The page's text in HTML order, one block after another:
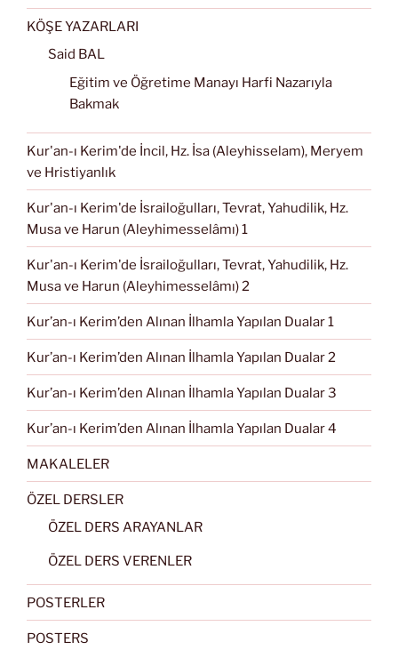
KÖŞE YAZARLARI
Said BAL
Eğitim ve Öğretime Manayı Harfi Nazarıyla
Bakmak
Kur'an-ı Kerim'de İncil, Hz. İsa (Aleyhisselam), Meryem
ve Hristiyanlık
Kur'an-ı Kerim'de İsrailoğulları, Tevrat, Yahudilik, Hz.
Musa ve Harun (Aleyhimesselâmı) 1
Kur'an-ı Kerim'de İsrailoğulları, Tevrat, Yahudilik, Hz.
Musa ve Harun (Aleyhimesselâmı) 2
Kur’an-ı Kerim’den Alınan İlhamla Yapılan Dualar 1
Kur’an-ı Kerim’den Alınan İlhamla Yapılan Dualar 2
Kur’an-ı Kerim’den Alınan İlhamla Yapılan Dualar 3
Kur’an-ı Kerim’den Alınan İlhamla Yapılan Dualar 4
MAKALELER
ÖZEL DERSLER
ÖZEL DERS ARAYANLAR
ÖZEL DERS VERENLER
POSTERLER
POSTERS